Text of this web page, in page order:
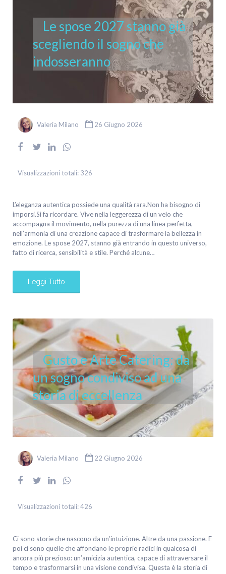
Le spose 2027 stanno già
scegliendo il sogno che
indosseranno
Valeria Milano 26 Giugno 2026
Visualizzazioni totali: 326
L’eleganza autentica possiede una qualità rara.Non ha bisogno di
imporsi.Si fa ricordare. Vive nella leggerezza di un velo che
accompagna il movimento, nella purezza di una linea perfetta,
nell’armonia di una creazione capace di trasformare la bellezza in
emozione. Le spose 2027, stanno già entrando in questo universo,
fatto di ricerca, sensibilità e stile. Perché alcune…
Leggi Tutto
Gusto e Arte Catering: da
un sogno condiviso ad una
storia di eccellenza
Valeria Milano 22 Giugno 2026
Visualizzazioni totali:426
Ci sono storie che nascono da un’intuizione. Altre da una passione. E
poi ci sono quelle che affondano le proprie radici in qualcosa di
ancora più prezioso: un’amicizia autentica, capace di attraversare il
tempo e trasformarsi in una visione condivisa. Questa è la storia di